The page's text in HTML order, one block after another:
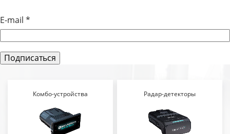
E-mail *
Комбо-устройства Радар-детекторы